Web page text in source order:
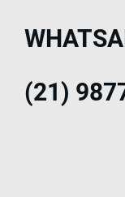
(21)